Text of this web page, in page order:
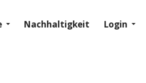
Nachhaltigkeit Login